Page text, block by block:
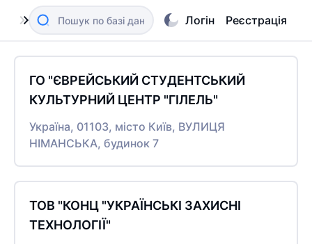
Логін Реєстрація
ГО "ЄВРЕЙСЬКИЙ СТУДЕНТСЬКИЙ
КУЛЬТУРНИЙ ЦЕНТР "ГІЛЕЛЬ"
Україна, 01103, місто Київ, ВУЛИЦЯ
НІМАНСЬКА, будинок 7
ТОВ "КОНЦ "УКРАЇНСЬКІ ЗАХИСНІ
ТЕХНОЛОГІЇ"